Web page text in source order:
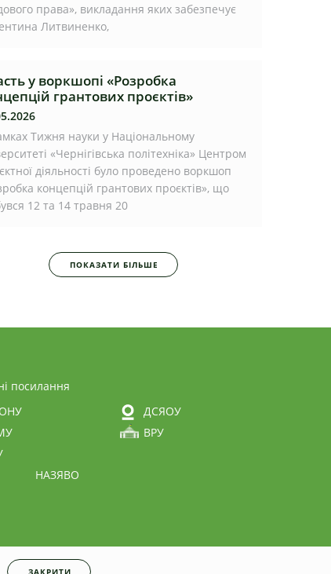
права», викладання яких забезпечує
Литвиненко,
у воркшопі «Розробка
грантових проєктів»
Тижня науки у Національному
«Чернігівська політехніка» Центром
діяльності було проведено воркшоп
концепцій грантових проєктів», що
12 та 14 травня 20
ПОКАЗАТИ БІЛЬШЕ
посилання
ДСЯОУ
ВРУ
НАЗЯВО
ЗАКРИТИ